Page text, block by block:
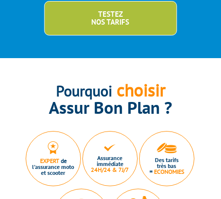
TESTEZ
NOS TARIFS
Pourquoi choisir
Assur Bon Plan ?
EXPERTde
l’assurance moto
et scooter
Assurance
immédiate
24H/24 & 7J/7
Des tarifs
très bas
= ECONOMIES